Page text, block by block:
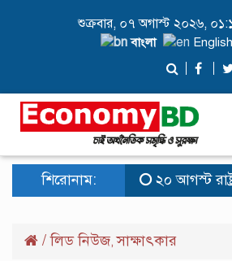
শুক্রবার, ০৭ অগাস্ট ২০২৬,
বাংলা English
শিরোনাম: ২০ আগস্ট
/লিড নিউজ,সাক্ষাৎকার